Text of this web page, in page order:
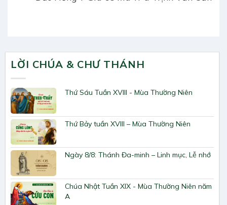
LỜI CHÚA & CHƯ THÁNH
Thứ Sáu Tuần XVIII - Mùa Thường Niên
Thứ Bảy tuần XVIII – Mùa Thường Niên
Ngày 8/8: Thánh Đa-minh – Linh mục, Lễ nhớ
Chúa Nhật Tuần XIX - Mùa Thường Niên năm
A